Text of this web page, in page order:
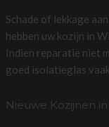
Schade of lekkage
hebben uw kozijn in
Indien reparatie niet
goed isolatieglas
Nieuwe Kozijnen